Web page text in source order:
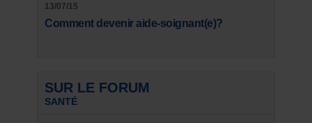
13/07/15
Comment devenir aide-soignant(e)?
SUR LE FORUM
SANTÉ